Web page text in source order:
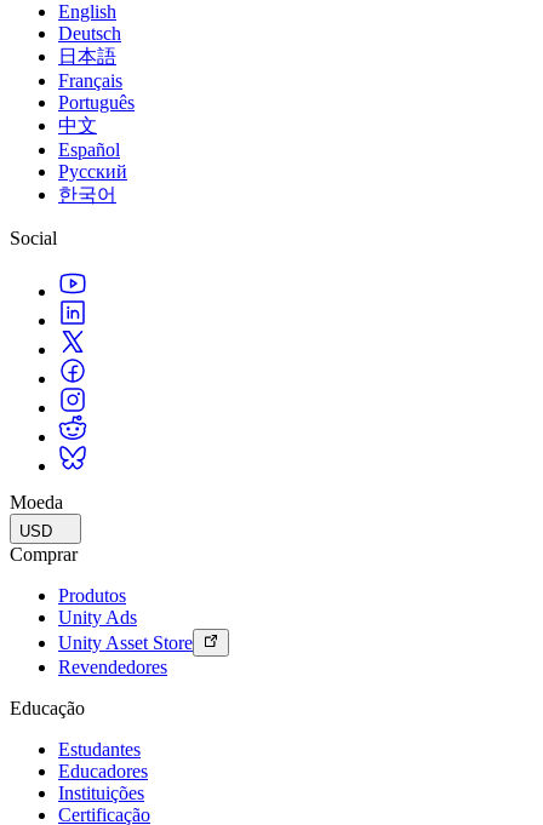
English
Deutsch
日本語
Français
Português
中文
Español
Русский
한국어
Social
Moeda
USD
Comprar
Produtos
Unity Ads
Unity Asset Store
Revendedores
Educação
Estudantes
Educadores
Instituições
Certificação